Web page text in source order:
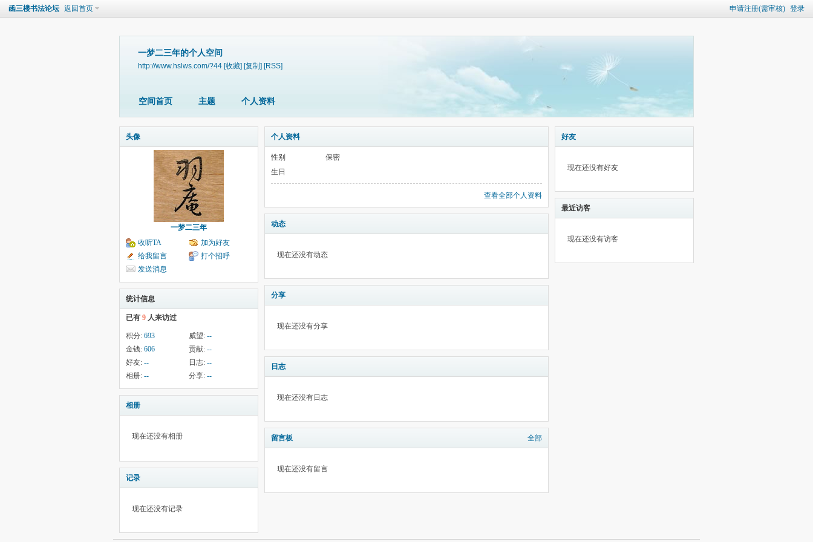
申请注册(需审核) 登录
函三楼书法论坛 返回首页
一梦二三年的个人空间
http://www.hslws.com/?44 [收藏] [复制] [RSS]
空间首页 主题 个人资料
头像
一梦二三年
收听TA
加为好友
给我留言
打个招呼
发送消息
统计信息
已有 9 人来访过
积分: 693 威望: --
金钱: 606 贡献: --
好友: -- 日志: --
相册: -- 分享: --
相册
现在还没有相册
记录
现在还没有记录
个人资料
性别
保密
生日
查看全部个人资料
动态
现在还没有动态
分享
现在还没有分享
日志
现在还没有日志
留言板 全部
现在还没有留言
好友
现在还没有好友
最近访客
现在还没有访客